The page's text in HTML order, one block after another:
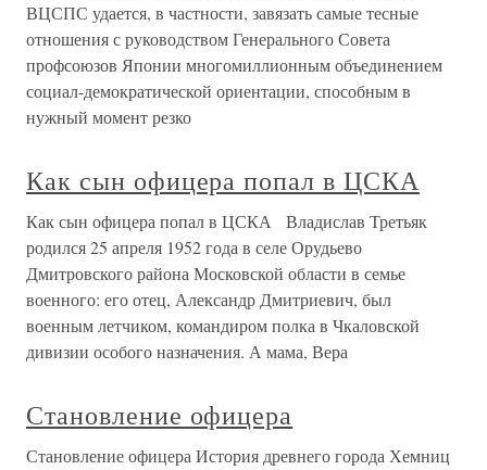
ВЦСПС удается, в частности, завязать самые тесные
отношения с руководством Генерального Совета
профсоюзов Японии многомиллионным объединением
социал-демократической ориентации, способным в
нужный момент резко
Как сын офицера попал в ЦСКА
Как сын офицера попал в ЦСКА Владислав Третьяк
родился 25 апреля 1952 года в селе Орудьево
Дмитровского района Московской области в семье
военного: его отец, Александр Дмитриевич, был
военным летчиком, командиром полка в Чкаловской
дивизии особого назначения. А мама, Вера
Становление офицера
Становление офицера История древнего города Хемниц